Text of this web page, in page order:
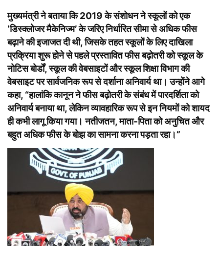
मुख्यमंत्री ने बताया कि 2019 के संशोधन ने स्कूलों को एक
‘डिस्क्लोजर मैकेनिज्म’ के जरिए निर्धारित सीमा से अधिक फीस
बढ़ाने की इजाजत दी थी, जिसके तहत स्कूलों के लिए दाखिला
प्रक्रिया शुरू होने से पहले प्रस्तावित फीस बढ़ोतरी को स्कूल के
नोटिस बोर्डों, स्कूल की वेबसाइटों और स्कूल शिक्षा विभाग की
वेबसाइट पर सार्वजनिक रूप से दर्शाना अनिवार्य था। उन्होंने आगे
कहा, “हालांकि कानून ने फीस बढ़ोतरी के संबंध में पारदर्शिता को
अनिवार्य बनाया था, लेकिन व्यावहारिक रूप से इन नियमों को शायद
ही कभी लागू किया गया। नतीजतन, माता-पिता को अनुचित और
बहुत अधिक फीस के बोझ का सामना करना पड़ता रहा।”